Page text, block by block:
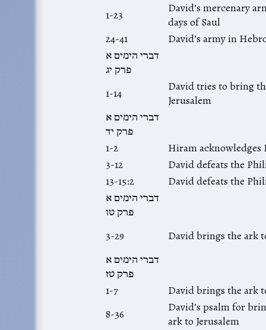
1-23
David’s mercenary
days of Saul
24-41
David’s army in
דברי הימים א
פרק יג
1-14
David tries to bring
Jerusalem
דברי הימים א
פרק יד
1-2
Hiram acknowledges
3-12
David defeats the
13-15:2
David defeats the
דברי הימים א
פרק טו
3-29
David brings the ark
דברי הימים א
פרק טז
1-7
David brings the ark
8-36
David’s psalm for
ark to Jerusalem